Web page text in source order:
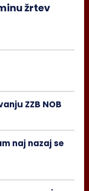
žrtev
ZZB NOB
naj nazaj se